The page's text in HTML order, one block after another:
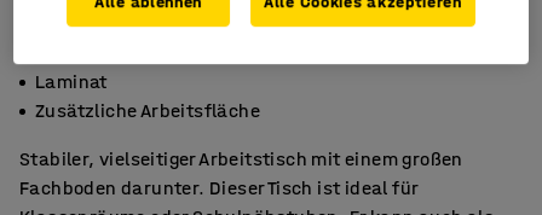
Laminat
Zusätzliche Arbeitsfläche
Stabiler, vielseitiger Arbeitstisch mit einem großen
Fachboden darunter. Dieser Tisch ist ideal für